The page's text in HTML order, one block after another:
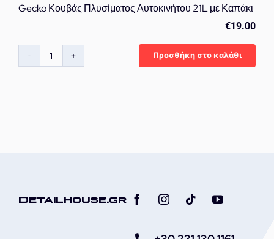
Gecko Κουβάς Πλυσίματος Αυτοκινήτου 21L με Καπάκι
€19.00
Gecko
Προσθήκη στο καλάθι
Detailhouse.gr